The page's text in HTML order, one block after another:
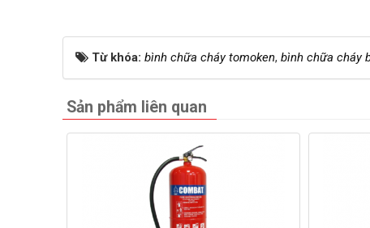
Từ khóa: bình chữa cháy tomoken, bình chữa cháy
Sản phẩm liên quan